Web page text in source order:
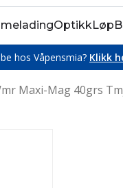
OptikkLøp
hos Våpensmia? Klikk
Maxi-Mag 40grs